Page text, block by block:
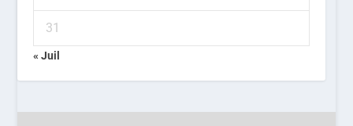
31
« Juil